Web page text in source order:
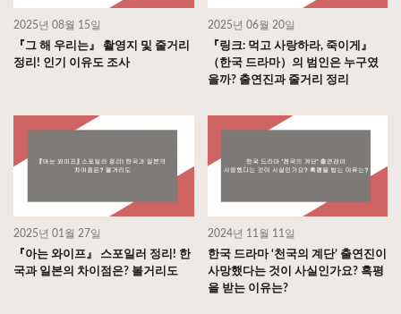
2025년 08월 15일
『그 해 우리는』 촬영지 및 줄거리
정리! 인기 이유도 조사
2025년 06월 20일
『링크: 먹고 사랑하라, 죽이게』
（한국 드라마）의 범인은 누구였
을까? 출연진과 줄거리 정리
2025년 01월 27일
『아는 와이프』 스포일러 정리! 한
국과 일본의 차이점은? 볼거리도
2024년 11월 11일
한국 드라마 ‘천국의 계단’ 출연진이
사망했다는 것이 사실인가요? 혹평
을 받는 이유는?